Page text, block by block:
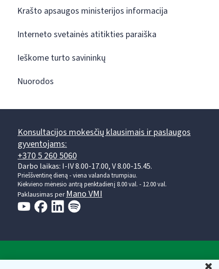
Krašto apsaugos ministerijos informacija
Interneto svetainės atitikties paraiška
Ieškome turto savininkų
Nuorodos
Konsultacijos mokesčių klausimais ir paslaugos
gyventojams:
+370 5 260 5060
Darbo laikas: I-IV 8.00-17.00, V 8.00-15.45.
Prieššventinę dieną - viena valanda trumpiau.
Kiekvieno mėnesio antrą penktadienį 8.00 val. - 12.00 val.
Paklausimas per Mano VMI